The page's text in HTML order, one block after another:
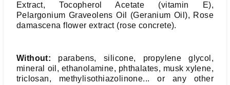
Extract, Tocopherol Acetate (vitamin E),
Pelargonium Graveolens Oil (Geranium Oil), Rose
damascena flower extract (rose concrete).
Without: parabens, silicone, propylene glycol,
mineral oil, ethanolamine, phthalates, musk xylene,
triclosan, methylisothiazolinone... or any other